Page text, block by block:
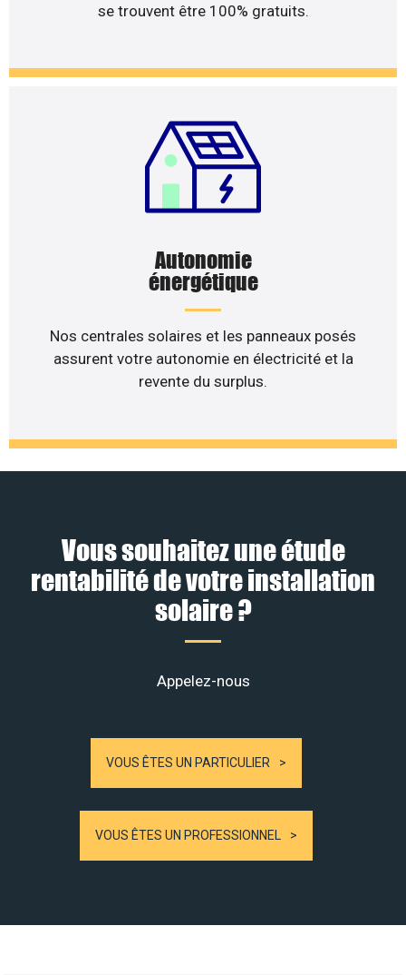
se trouvent être 100% gratuits.
Autonomie
énergétique
Nos centrales solaires et les panneaux posés
assurent votre autonomie en électricité et la
revente du surplus.
Vous souhaitez une étude
rentabilité de votre installation
solaire ?
Appelez-nous
VOUS ÊTES UN PARTICULIER
VOUS ÊTES UN PROFESSIONNEL